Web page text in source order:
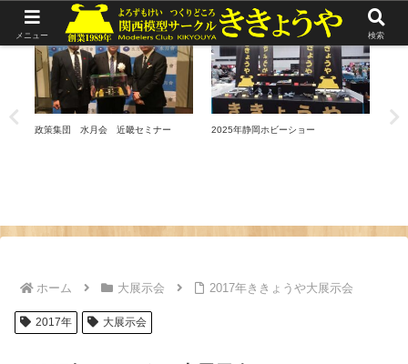
リポート
政策集団 水月会 近畿セミナー
リポート
2025年静岡ホビーショー
ホーム 大展示会 2017年ききょうや大展示会
2017年 大展示会
メニュー 検索